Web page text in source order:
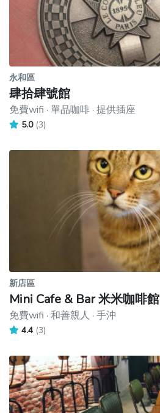
永和區
肆拾肆號館
免費wifi · 單品咖啡 · 提供插座
5.0 (3)
新店區
Mini Cafe & Bar 米米咖啡館
免費wifi · 和善親人 · 手沖
4.4 (3)